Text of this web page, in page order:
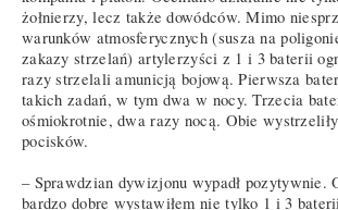
żołnierzy, lecz także dowódców. Mimo
warunków atmosferycznych (susza na
zakazy strzelań) artylerzyści z 1 i 3 baterii
razy strzelali amunicją bojową. Pierwsza
takich zadań, w tym dwa w nocy. Trzecia
ośmiokrotnie, dwa razy nocą. Obie
pocisków.
– Sprawdzian dywizjonu wypadł pozytywnie.
bardzo dobre wystawiłem nie tylko 1 i 3